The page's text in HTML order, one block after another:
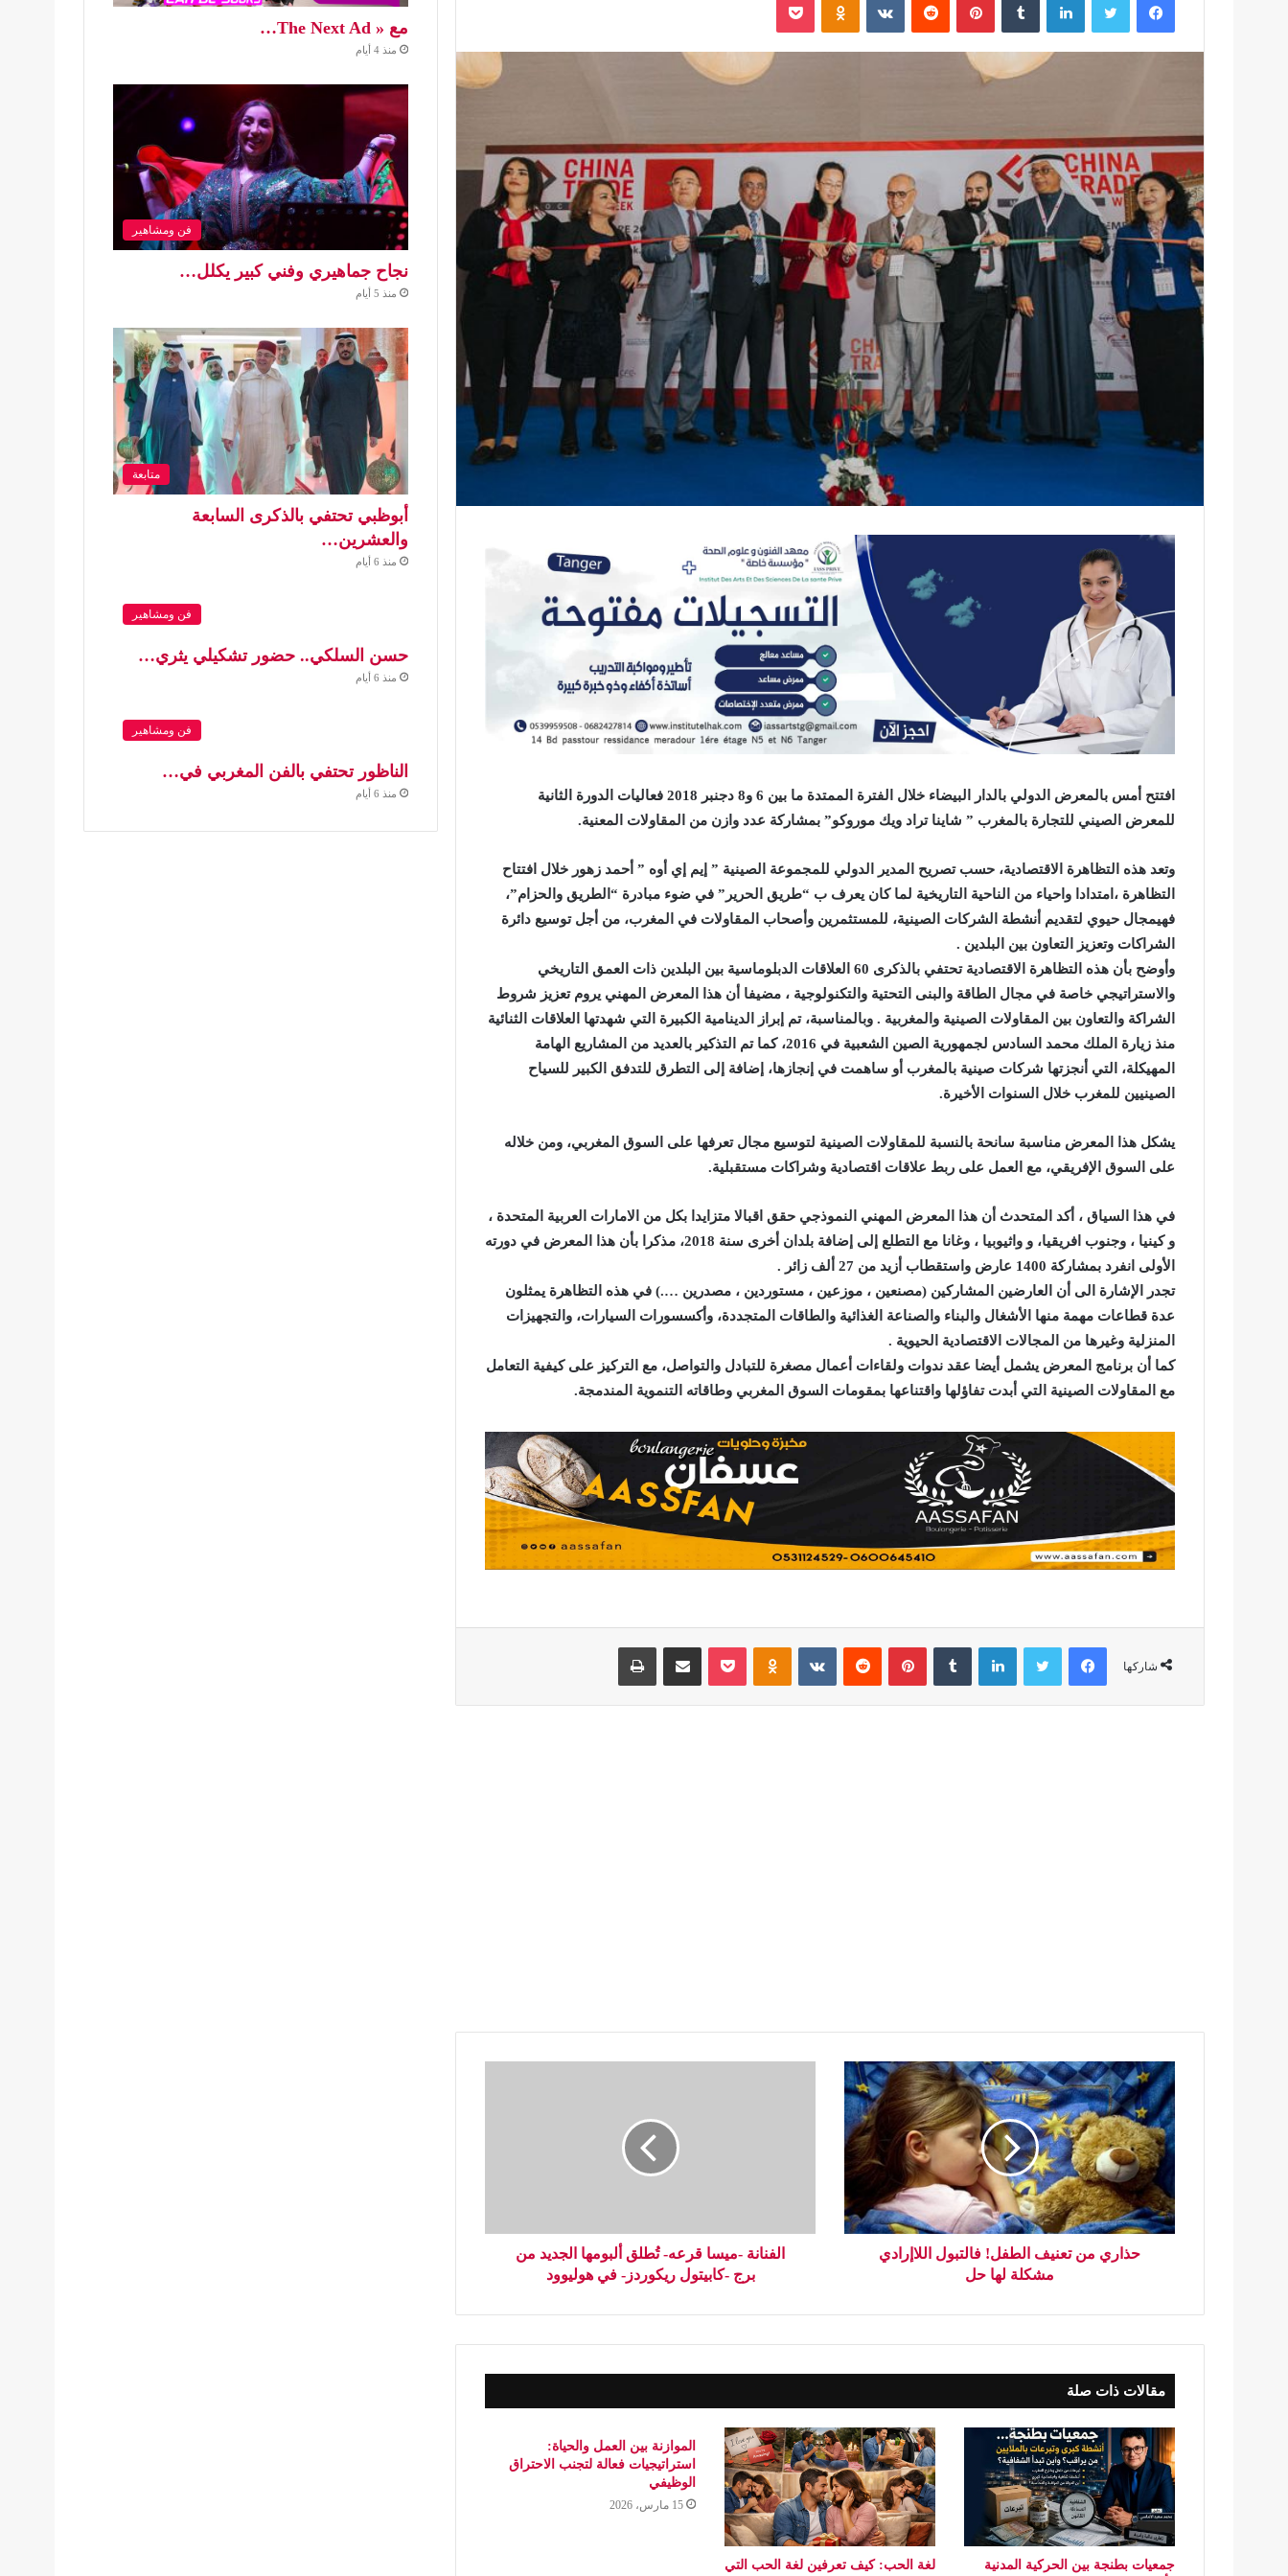
افتتح أمس بالمعرض الدولي بالدار البيضاء خلال الفترة الممتدة ما بين 6 و8 دجنبر 2018 فعاليات الدورة الثانية
للمعرض الصيني للتجارة بالمغرب ” شاينا تراد ويك موروكو” بمشاركة عدد وازن من المقاولات المعنية.
وتعد هذه التظاهرة الاقتصادية، حسب تصريح المدير الدولي للمجموعة الصينية ” إيم إي أوه ” أحمد زهور خلال افتتاح
التظاهرة ،امتدادا واحياء من الناحية التاريخية لما كان يعرف ب “طريق الحرير” في ضوء مبادرة “الطريق والحزام”،
فهيمجال حيوي لتقديم أنشطة الشركات الصينية، للمستثمرين وأصحاب المقاولات في المغرب، من أجل توسيع دائرة
الشراكات وتعزيز التعاون بين البلدين .
وأوضح بأن هذه التظاهرة الاقتصادية تحتفي بالذكرى 60 العلاقات الدبلوماسية بين البلدين ذات العمق التاريخي
والاستراتيجي خاصة في مجال الطاقة والبنى التحتية والتكنولوجية ، مضيفا أن هذا المعرض المهني يروم تعزيز شروط
الشراكة والتعاون بين المقاولات الصينية والمغربية . وبالمناسبة، تم إبراز الدينامية الكبيرة التي شهدتها العلاقات الثنائية
منذ زيارة الملك محمد السادس لجمهورية الصين الشعبية في 2016، كما تم التذكير بالعديد من المشاريع الهامة
المهيكلة، التي أنجزتها شركات صينية بالمغرب أو ساهمت في إنجازها، إضافة إلى التطرق للتدفق الكبير للسياح
الصينيين للمغرب خلال السنوات الأخيرة.
يشكل هذا المعرض مناسبة سانحة بالنسبة للمقاولات الصينية لتوسيع مجال تعرفها على السوق المغربي، ومن خلاله
على السوق الإفريقي، مع العمل على ربط علاقات اقتصادية وشراكات مستقبلية.
في هذا السياق ، أكد المتحدث أن هذا المعرض المهني النموذجي حقق اقبالا متزايدا بكل من الامارات العربية المتحدة ،
و كينيا ، وجنوب افريقيا، و واثيوبيا ، وغانا مع التطلع إلى إضافة بلدان أخرى سنة 2018، مذكرا بأن هذا المعرض في دورته
الأولى انفرد بمشاركة 1400 عارض واستقطاب أزيد من 27 ألف زائر .
تجدر الإشارة الى أن العارضين المشاركين (مصنعين ، موزعين ، مستوردين ، مصدرين ….) في هذه التظاهرة يمثلون
عدة قطاعات مهمة منها الأشغال والبناء والصناعة الغذائية والطاقات المتجددة، وأكسسورات السيارات، والتجهيزات
المنزلية وغيرها من المجالات الاقتصادية الحيوية .
كما أن برنامج المعرض يشمل أيضا عقد ندوات ولقاءات أعمال مصغرة للتبادل والتواصل، مع التركيز على كيفية التعامل
مع المقاولات الصينية التي أبدت تفاؤلها واقتناعها بمقومات السوق المغربي وطاقاته التنموية المندمجة.
شاركها
فيسبوك تويتر لينكدإن بينتيريست Odnoklassniki
بوكيت مشاركة عبر البريد طباعة
حذاري من تعنيف الطفل! فالتبول اللاإرادي
مشكلة لها حل
الفنانة -میسا قرعه- تُطلق ألبومها الجدید من
برج -كابیتول ریكوردز- في هولیوود
مقالات ذات صلة
جمعيات بطنجة بين الحركية المدنية لغة الحب: كيف تعرفين لغة الحب التي
الموازنة بين العمل والحياة:
استراتيجيات فعالة لتجنب الاحتراق
الوظيفي
15 مارس، 2026
مع « The Next Ad…
منذ 4 أيام
فن ومشاهير
نجاح جماهيري وفني كبير يكلل…
منذ 5 أيام
متابعة
أبوظبي تحتفي بالذكرى السابعة
والعشرين…
منذ 6 أيام
فن ومشاهير
حسن السلكي.. حضور تشكيلي يثري…
منذ 6 أيام
فن ومشاهير
الناظور تحتفي بالفن المغربي في…
منذ 6 أيام